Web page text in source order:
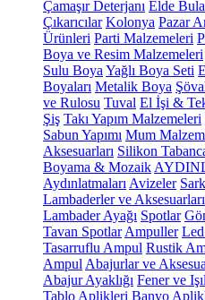
Çamaşır Deterjanı Elde
Çıkarıcılar Kolonya Pazar
Ürünleri Parti Malzemeleri
Boya ve Resim Malzemeleri
Sulu Boya Yağlı Boya Seti
Boyaları Metalik Boya
ve Rulosu Tuval El İşi &
Şiş Takı Yapım Malzemeleri
Sabun Yapımı Mum
Aksesuarları Silikon
Boyama & Mozaik
Aydınlatmaları Avizeler
Lambaderler ve Aksesuarları
Lambader Ayağı Spotlar
Tavan Spotlar Ampuller
Tasarruflu Ampul Rustik
Ampul Abajurlar ve
Abajur Ayaklığı Fener ve
Tablo Aplikleri Banyo